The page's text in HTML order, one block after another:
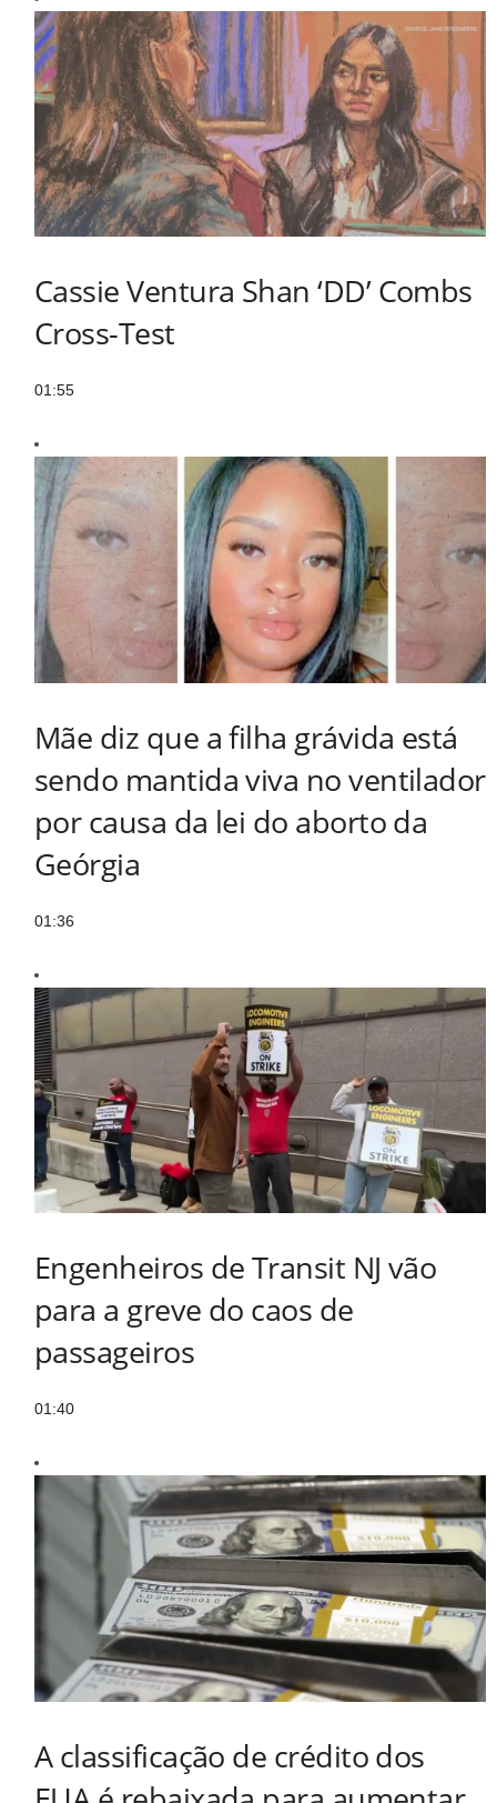
Cassie Ventura Shan ‘DD’ Combs
Cross-Test
01:55
Mãe diz que a filha grávida está
sendo mantida viva no ventilador
por causa da lei do aborto da
Geórgia
01:36
Engenheiros de Transit NJ vão
para a greve do caos de
passageiros
01:40
A classificação de crédito dos